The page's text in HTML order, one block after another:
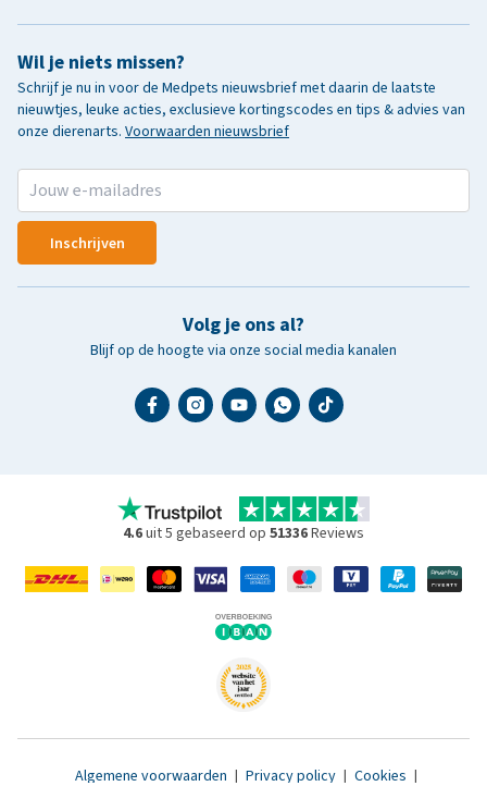
Wil je niets missen?
Schrijf je nu in voor de Medpets nieuwsbrief met daarin de laatste
nieuwtjes, leuke acties, exclusieve kortingscodes en tips & advies van
onze dierenarts. Voorwaarden nieuwsbrief
Inschrijven
Volg je ons al?
Blijf op de hoogte via onze social media kanalen
4.6uit 5 gebaseerd op 51336Reviews
Algemene voorwaarden | Privacy policy | Cookies |